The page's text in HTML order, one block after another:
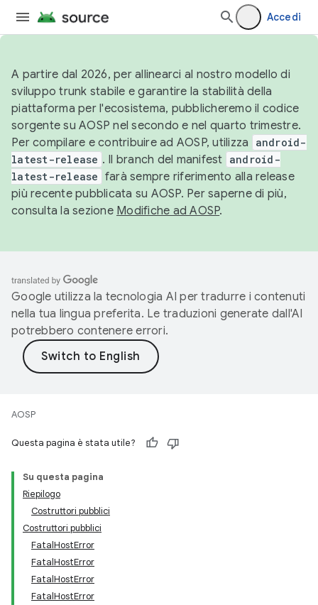
Accedi
A partire dal 2026, per allinearci al nostro modello di
sviluppo trunk stabile e garantire la stabilità della
piattaforma per l'ecosistema, pubblicheremo il codice
sorgente su AOSP nel secondo e nel quarto trimestre.
Per compilare e contribuire ad AOSP, utilizza
android-
latest-release . Il branch del manifest android-
latest-release farà sempre riferimento alla release
più recente pubblicata su AOSP. Per saperne di più,
consulta la sezione Modifiche ad AOSP.
Google utilizza la tecnologia AI per tradurre i contenuti
nella tua lingua preferita. Le traduzioni generate dall'AI
potrebbero contenere errori.
AOSP
Questa pagina è stata utile?
Su questa pagina
Riepilogo
Costruttori pubblici
Costruttori pubblici
FatalHostError
FatalHostError
FatalHostError
FatalHostError